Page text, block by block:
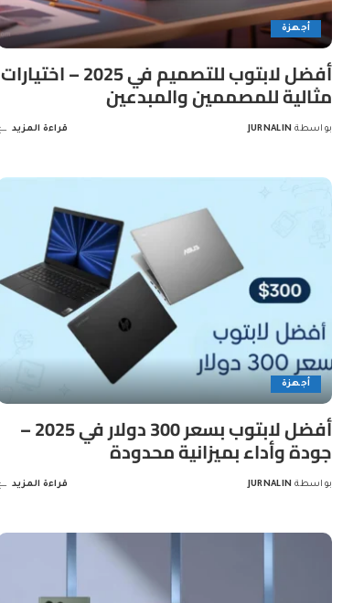
أجهزة
أفضل لابتوب للتصميم في 2025 – اختيارات
مثالية للمصممين والمبدعين
بواسطة JURNALIN قراءة المزيد
أجهزة
أفضل لابتوب بسعر 300 دولار في 2025 –
جودة وأداء بميزانية محدودة
بواسطة JURNALIN قراءة المزيد